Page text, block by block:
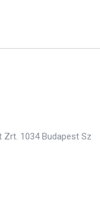
1034 Budapest Sz